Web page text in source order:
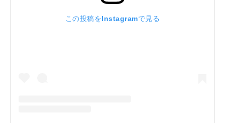
この投稿をInstagramで見る